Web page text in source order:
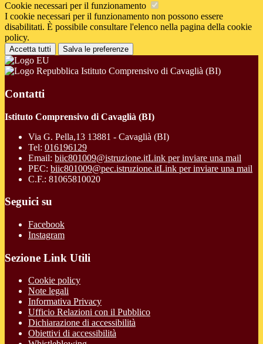
Cookie necessari per il funzionamento
I cookie necessari per il funzionamento non possono essere
disabilitati. È possibile consultare l'elenco nella pagina della cookie
policy.
Accetta tutti Salva le preferenze
Istituto Comprensivo di Cavaglià (BI)
Contatti
Istituto Comprensivo di Cavaglià (BI)
Via G. Pella,13 13881 - Cavaglià (BI)
Tel: 016196129
Email: biic801009@istruzione.itLink per inviare una mail
PEC: biic801009@pec.istruzione.itLink per inviare una mail
C.F.: 81065810020
Seguici su
Facebook
Instagram
Sezione Link Utili
Cookie policy
Note legali
Informativa Privacy
Ufficio Relazioni con il Pubblico
Dichiarazione di accessibilità
Obiettivi di accessibilità